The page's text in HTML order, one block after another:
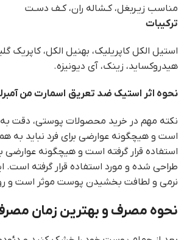
مناسب زیـربغل، کـشاله ران، کـف دسـت
ترکیبات
هیدروکساید، زینک، آی دیونیزه.
نحوه اثر استیک ضد تعریق اسمارت من
نکته مهم در خرید محصولات پوستی، دقت به
است و هیچگونه عوارضی برای فرد نباید به
استفاده قرار گرفته است و هیچگونه
طراحی شده و مورد استفاده قرار گرفته
نرمی و لطافت بخشیدن پوست موثر است و
نحوه مصرف و بهترین زمان